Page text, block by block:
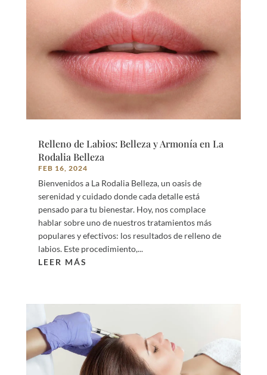
Relleno de Labios: Belleza y Armonía en La
Rodalia Belleza
FEB 16, 2024
Bienvenidos a La Rodalia Belleza, un oasis de
serenidad y cuidado donde cada detalle está
pensado para tu bienestar. Hoy, nos complace
hablar sobre uno de nuestros tratamientos más
populares y efectivos: los resultados de relleno de
labios. Este procedimiento,...
LEER MÁS